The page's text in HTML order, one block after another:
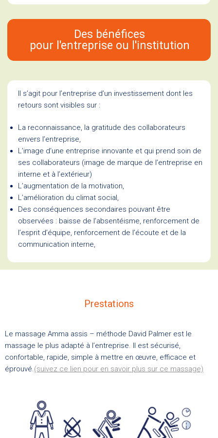
Des bénéfices
pour l'entreprise ou l'institution
Il s’agit pour l’entreprise d’un investissement dont les
retours sont visibles sur :
La reconnaissance, la gratitude des collaborateurs
envers l’entreprise,
L’image d’une entreprise innovante et qui prend soin de
ses collaborateurs (image de marque de l’entreprise en
interne et à l’extérieur)
L’augmentation de la motivation,
L’amélioration du climat social,
Des conséquences secondaires pouvant être
observées : baisse de l’absentéisme, renforcement de
l’esprit d’équipe, renforcement de l’écoute et de la
communication interne,
Prestations
Le massage Amma assis – méthode David Palmer est le
massage le plus adapté à l’entreprise. Il est sécurisé,
confortable, rapide, simple à mettre en œuvre, efficace et
éprouvé.(suivez ce lien pour en savoir plus sur ce massage)